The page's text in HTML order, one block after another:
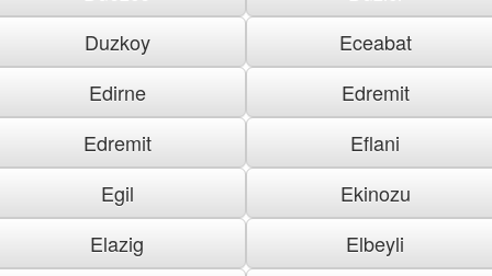
Duzkoy
Eceabat
Edirne
Edremit
Edremit
Eflani
Egil
Ekinozu
Elazig
Elbeyli